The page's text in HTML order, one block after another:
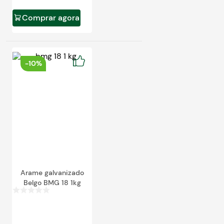
Comprar agora
-10%
Arame galvanizado
Belgo BMG 18 1kg